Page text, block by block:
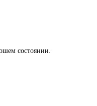
состоянии.